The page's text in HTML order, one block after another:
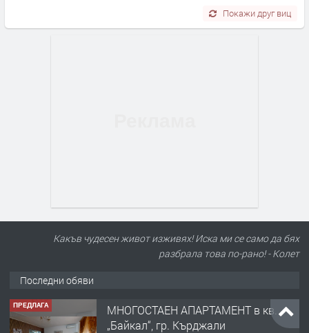
Покажи друг виц
Какъв чудесен живот изживях! Иска ми се само да бях
разбрала това по-рано! - Колет
Последни обяви
ПРЕДЛАГА
МНОГОСТАЕН АПАРТАМЕНТ в кв.
„Байкал“, гр. Кърджали